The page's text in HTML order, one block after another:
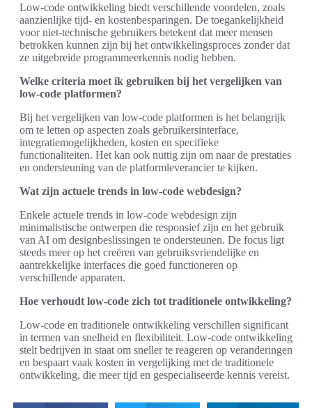
Low-code ontwikkeling biedt verschillende voordelen, zoals
aanzienlijke tijd- en kostenbesparingen. De toegankelijkheid
voor niet-technische gebruikers betekent dat meer mensen
betrokken kunnen zijn bij het ontwikkelingsproces zonder dat
ze uitgebreide programmeerkennis nodig hebben.
Welke criteria moet ik gebruiken bij het vergelijken van
low-code platformen?
Bij het vergelijken van low-code platformen is het belangrijk
om te letten op aspecten zoals gebruikersinterface,
integratiemogelijkheden, kosten en specifieke
functionaliteiten. Het kan ook nuttig zijn om naar de prestaties
en ondersteuning van de platformleverancier te kijken.
Wat zijn actuele trends in low-code webdesign?
Enkele actuele trends in low-code webdesign zijn
minimalistische ontwerpen die responsief zijn en het gebruik
van AI om designbeslissingen te ondersteunen. De focus ligt
steeds meer op het creëren van gebruiksvriendelijke en
aantrekkelijke interfaces die goed functioneren op
verschillende apparaten.
Hoe verhoudt low-code zich tot traditionele ontwikkeling?
Low-code en traditionele ontwikkeling verschillen significant
in termen van snelheid en flexibiliteit. Low-code ontwikkeling
stelt bedrijven in staat om sneller te reageren op veranderingen
en bespaart vaak kosten in vergelijking met de traditionele
ontwikkeling, die meer tijd en gespecialiseerde kennis vereist.